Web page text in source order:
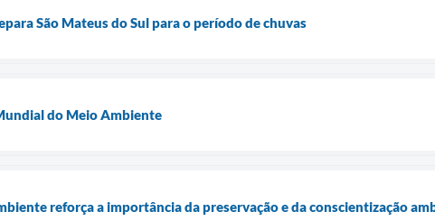
São Mateus do Sul para o período de chuvas
do Meio Ambiente
reforça a importância da preservação e da conscientização